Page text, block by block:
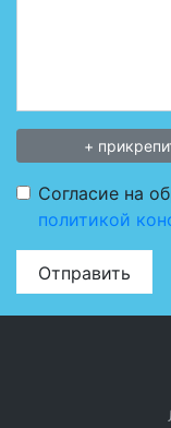
+
Согласие на
политикой
Отправить